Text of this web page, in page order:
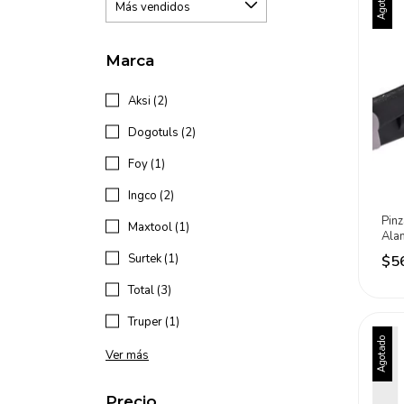
Marca
Aksi (2)
Dogotuls (2)
Foy (1)
Ingco (2)
Maxtool (1)
Surtek (1)
Total (3)
Truper (1)
Ver más Agotado